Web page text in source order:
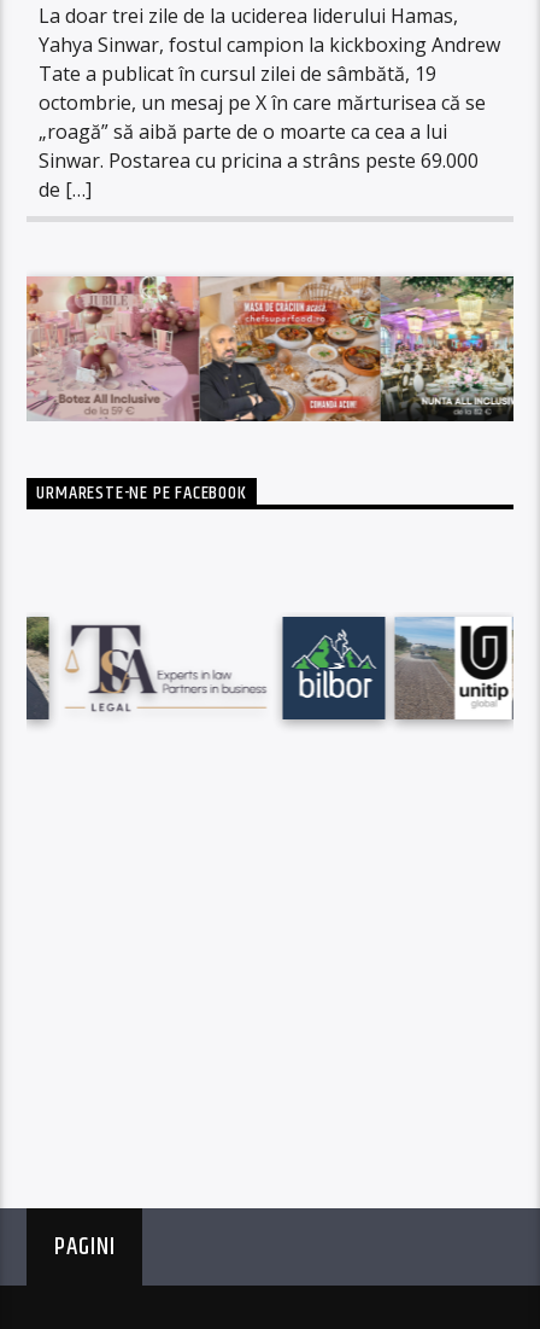
La doar trei zile de la uciderea liderului Hamas,
Yahya Sinwar, fostul campion la kickboxing Andrew
Tate a publicat în cursul zilei de sâmbătă, 19
octombrie, un mesaj pe X în care mărturisea că se
„roagă” să aibă parte de o moarte ca cea a lui
Sinwar. Postarea cu pricina a strâns peste 69.000
de […]
URMARESTE-NE PE FACEBOOK
PAGINI